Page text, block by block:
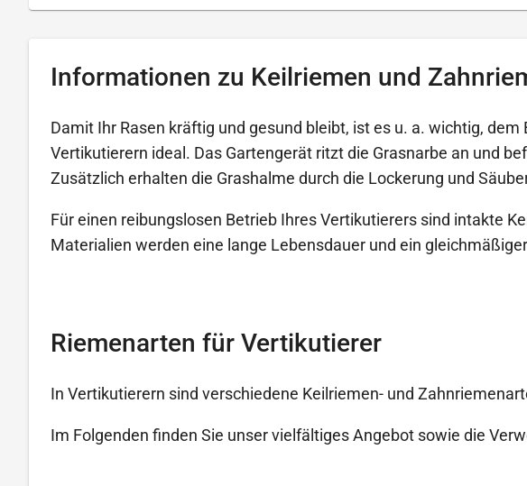
Informationen zu Keilriemen und
Damit Ihr Rasen kräftig und gesund bleibt, ist es u. a. wichtig,
Vertikutierern ideal. Das Gartengerät ritzt die Grasnarbe an und
Zusätzlich erhalten die Grashalme durch die Lockerung und
Für einen reibungslosen Betrieb Ihres Vertikutierers sind intakte
Materialien werden eine lange Lebensdauer und ein
Riemenarten für Vertikutierer
In Vertikutierern sind verschiedene Keilriemen- und
Im Folgenden finden Sie unser vielfältiges Angebot sowie die